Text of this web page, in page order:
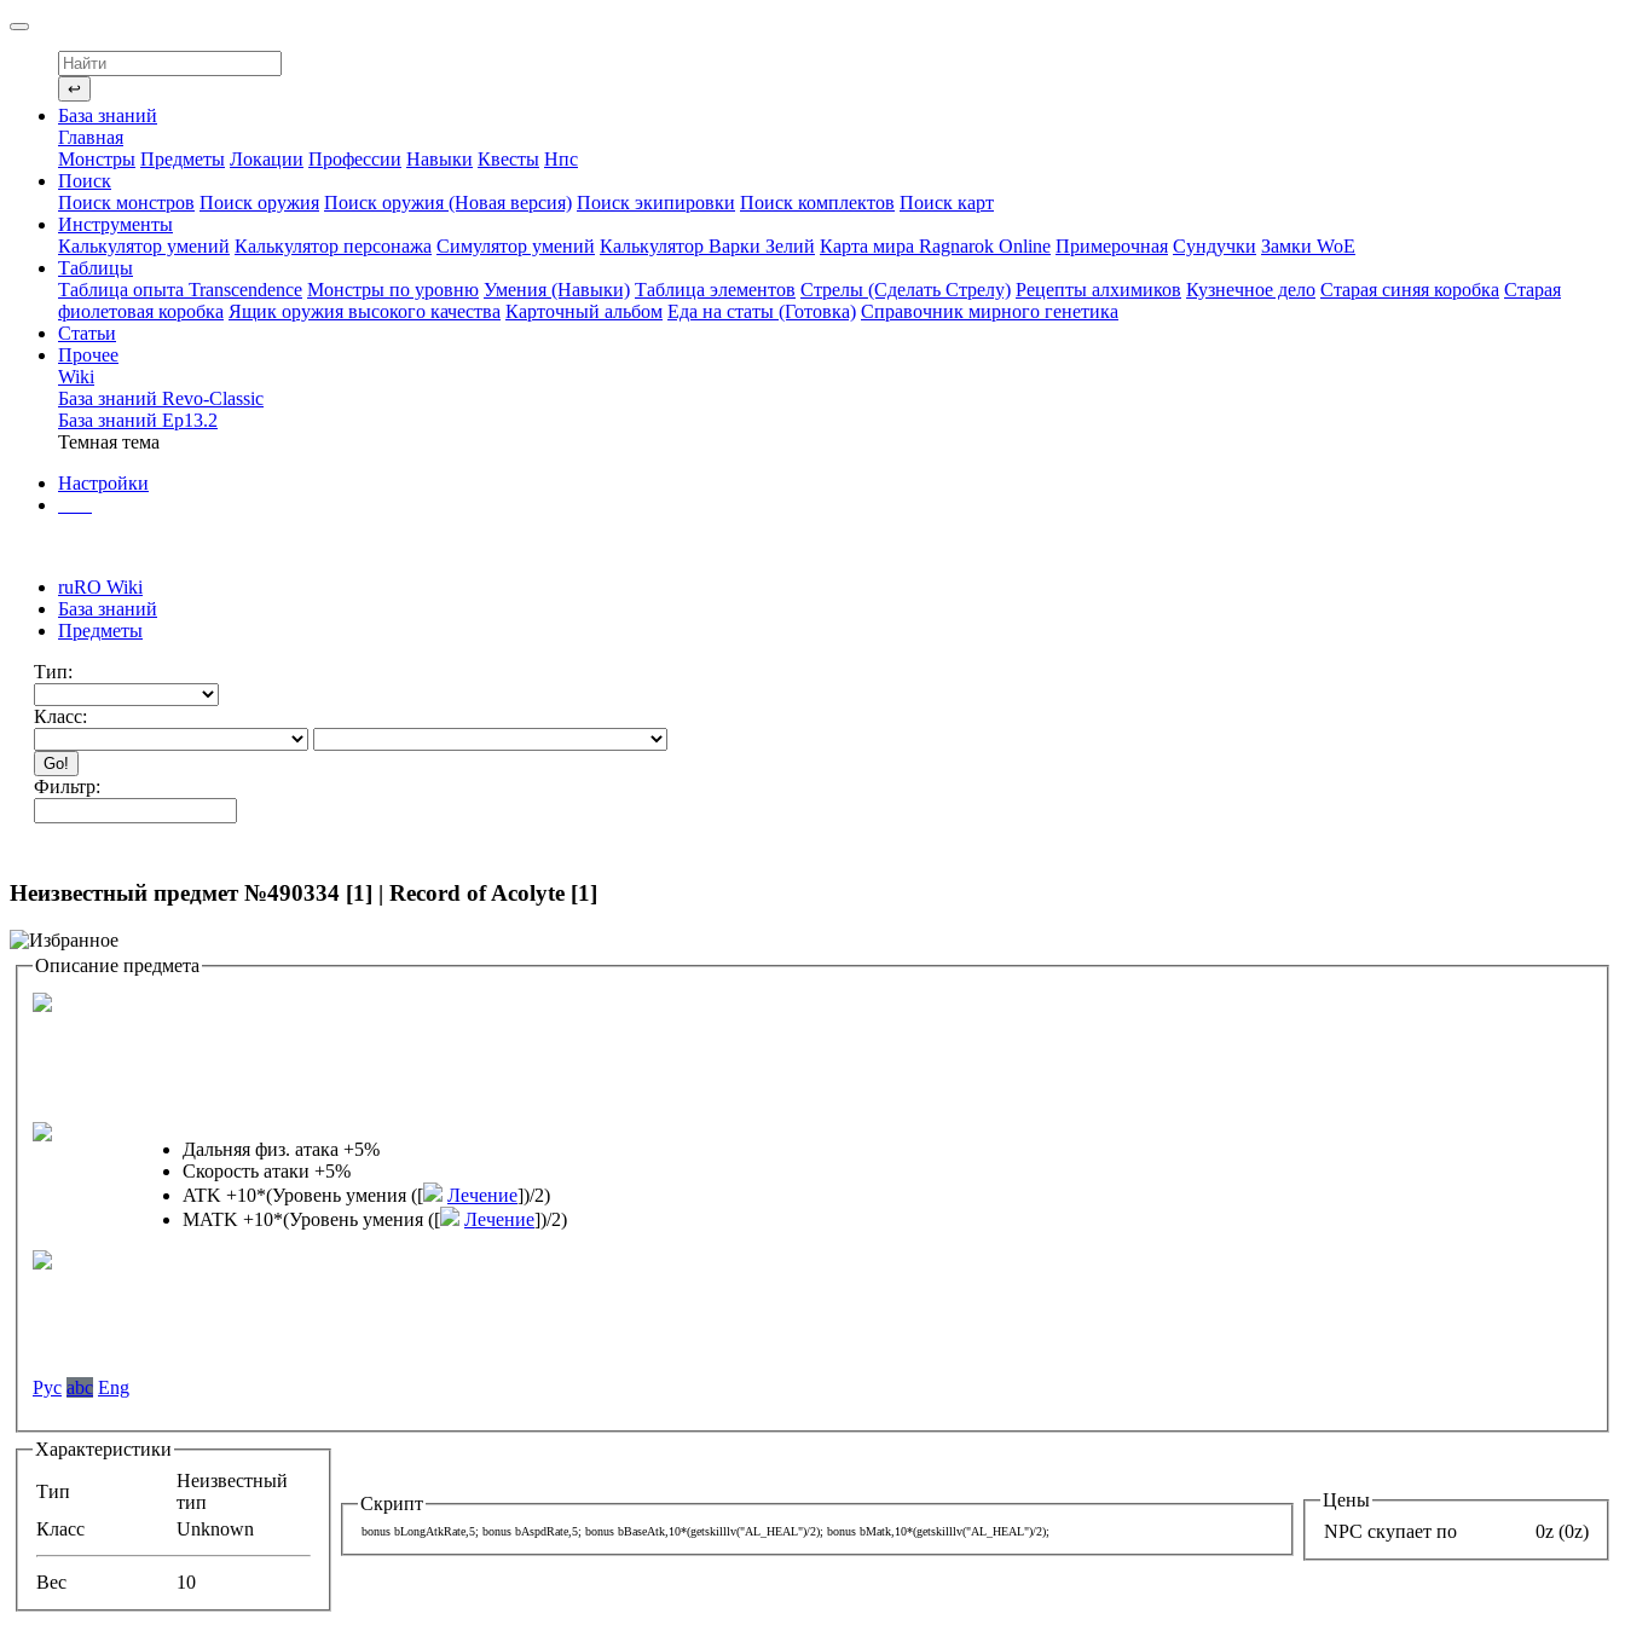
↩
База знаний
Главная
Монстры Предметы Локации Профессии Навыки Квесты Нпс
Поиск
Поиск монстров Поиск оружия Поиск оружия (Новая версия) Поиск экипировки Поиск комплектов Поиск карт
Инструменты
Калькулятор умений Калькулятор персонажа Симулятор умений Калькулятор Варки Зелий Карта мира Ragnarok Online Примерочная Сундучки Замки WoE
Таблицы
Таблица опыта Transcendence Монстры по уровню Умения (Навыки) Таблица элементов Стрелы (Сделать Стрелу) Рецепты алхимиков Кузнечное дело Старая синяя коробка Старая
фиолетовая коробка Ящик оружия высокого качества Карточный альбом Еда на статы (Готовка) Справочник мирного генетика
Статьи
Прочее
Wiki
База знаний Revo-Classic
База знаний Ep13.2
Темная тема
Настройки
ruRO Wiki
База знаний
Предметы
Тип:
Класс:
Go!
Фильтр:
Неизвестный предмет №490334 [1] | Record of Acolyte [1]
Описание предмета
Дальняя физ. атака +5%
Скорость атаки +5%
ATK +10*(Уровень умения ([
Лечение])/2)
MATK +10*(Уровень умения ([
Лечение])/2)
Pyc abc Eng
Характеристики
Тип
Неизвестный
тип
Класс
Unknown
Вес 10
Скрипт
bonus bLongAtkRate,5; bonus bAspdRate,5; bonus bBaseAtk,10*(getskilllv("AL_HEAL")/2); bonus bMatk,10*(getskilllv("AL_HEAL")/2);
Цены
NPC скупает по
0z (0z)